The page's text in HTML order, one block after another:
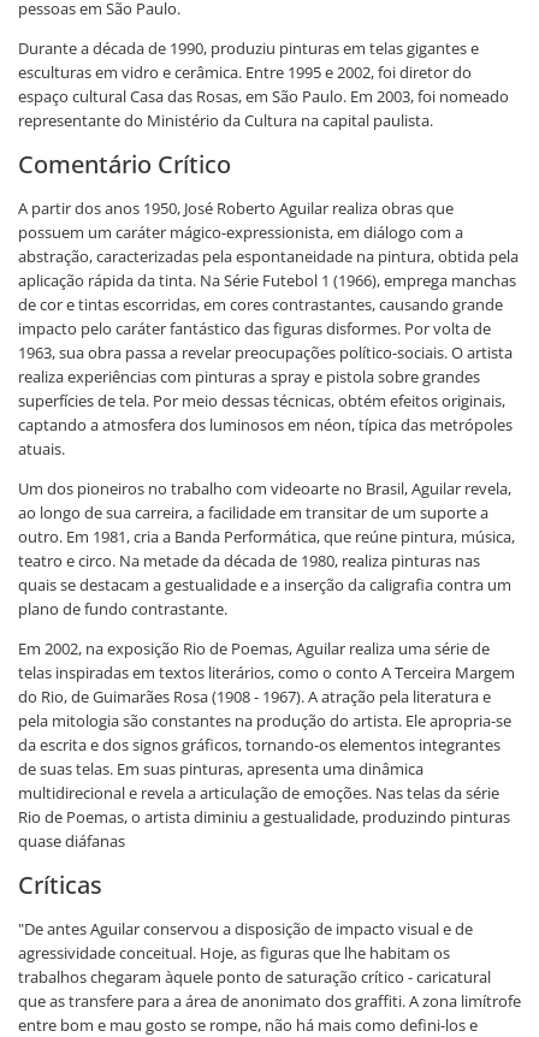
pessoas em São Paulo.
Durante a década de 1990, produziu pinturas em telas gigantes e
esculturas em vidro e cerâmica. Entre 1995 e 2002, foi diretor do
espaço cultural Casa das Rosas, em São Paulo. Em 2003, foi nomeado
representante do Ministério da Cultura na capital paulista.
Comentário Crítico
A partir dos anos 1950, José Roberto Aguilar realiza obras que
possuem um caráter mágico-expressionista, em diálogo com a
abstração, caracterizadas pela espontaneidade na pintura, obtida pela
aplicação rápida da tinta. Na Série Futebol 1 (1966), emprega manchas
de cor e tintas escorridas, em cores contrastantes, causando grande
impacto pelo caráter fantástico das figuras disformes. Por volta de
1963, sua obra passa a revelar preocupações político-sociais. O artista
realiza experiências com pinturas a spray e pistola sobre grandes
superfícies de tela. Por meio dessas técnicas, obtém efeitos originais,
captando a atmosfera dos luminosos em néon, típica das metrópoles
atuais.
Um dos pioneiros no trabalho com videoarte no Brasil, Aguilar revela,
ao longo de sua carreira, a facilidade em transitar de um suporte a
outro. Em 1981, cria a Banda Performática, que reúne pintura, música,
teatro e circo. Na metade da década de 1980, realiza pinturas nas
quais se destacam a gestualidade e a inserção da caligrafia contra um
plano de fundo contrastante.
Em 2002, na exposição Rio de Poemas, Aguilar realiza uma série de
telas inspiradas em textos literários, como o conto A Terceira Margem
do Rio, de Guimarães Rosa (1908 - 1967). A atração pela literatura e
pela mitologia são constantes na produção do artista. Ele apropria-se
da escrita e dos signos gráficos, tornando-os elementos integrantes
de suas telas. Em suas pinturas, apresenta uma dinâmica
multidirecional e revela a articulação de emoções. Nas telas da série
Rio de Poemas, o artista diminiu a gestualidade, produzindo pinturas
quase diáfanas
Críticas
"De antes Aguilar conservou a disposição de impacto visual e de
agressividade conceitual. Hoje, as figuras que lhe habitam os
trabalhos chegaram àquele ponto de saturação crítico - caricatural
que as transfere para a área de anonimato dos graffiti. A zona limítrofe
entre bom e mau gosto se rompe, não há mais como defini-los e